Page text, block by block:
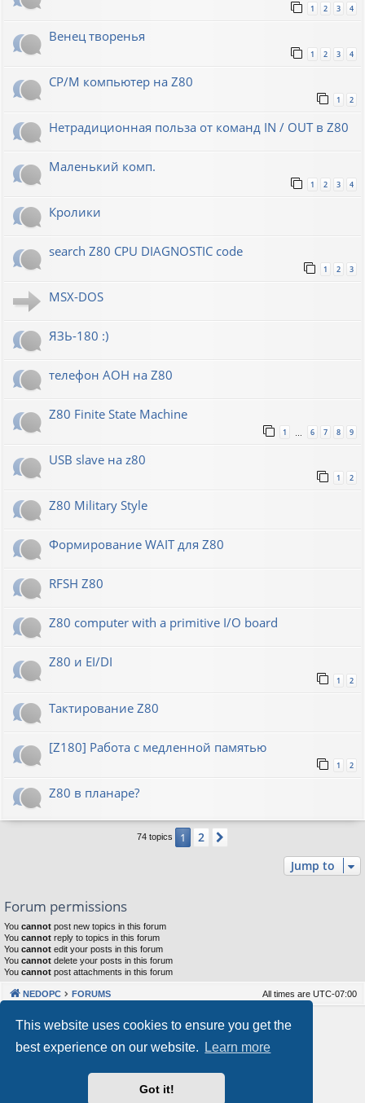
This website uses cookies to ensure you get the
best experience on our website.
Learn more
Got it!
1 2 3 4
Венец творенья
1 2 3 4
CP/M компьютер на Z80
1 2
Нетрадиционная польза от команд IN / OUT в Z80
Маленький комп.
1 2 3 4
Кролики
search Z80 CPU DIAGNOSTIC code
1 2 3
MSX-DOS
ЯЗЬ-180 :)
телефон АОН на Z80
Z80 Finite State Machine
1 … 6 7 8 9
USB slave на z80
1 2
Z80 Military Style
Формирование WAIT для Z80
RFSH Z80
Z80 computer with a primitive I/O board
Z80 и EI/DI
1 2
Тактирование Z80
[Z180] Работа с медленной памятью
1 2
Z80 в планаре?
74 topics 1 2
Jump to
Forum permissions
You cannot post new topics in this forum
You cannot reply to topics in this forum
You cannot edit your posts in this forum
You cannot delete your posts in this forum
You cannot post attachments in this forum
NEDOPC FORUMS All times are UTC-07:00
Powered by phpBB® Forum Software © phpBB Limited
Our VPS Hosting By RimuHosting
This server is located in London data center